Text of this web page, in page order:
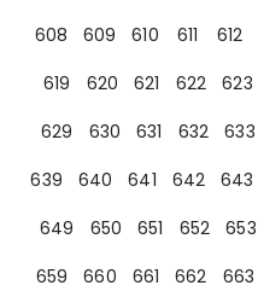
608
609 610 611 612
619
620 621 622 623
629
630 631 632 633
639
640 641 642 643
649
650 651 652 653
659
660 661 662 663